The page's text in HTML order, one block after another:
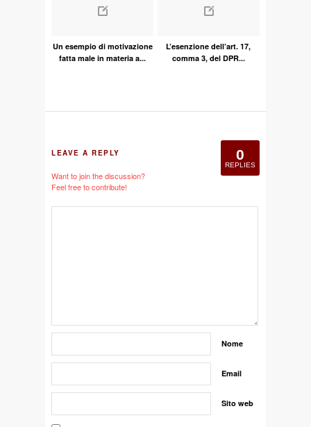
Un esempio di motivazione
fatta male in materia a...
L’esenzione dell’art. 17,
comma 3, del DPR...
0
REPLIES
LEAVE A REPLY
Want to join the discussion?
Feel free to contribute!
Nome
Email
Sito web